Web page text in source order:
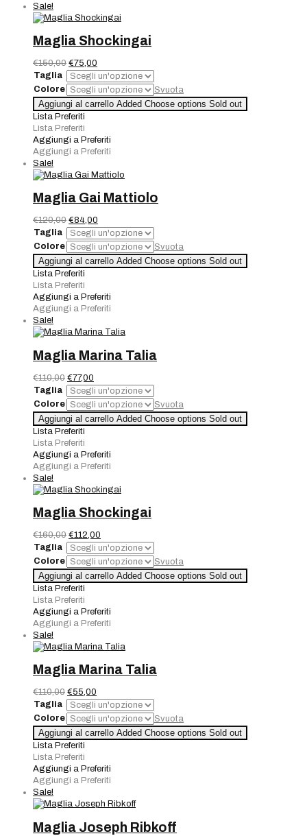
Sale!
Maglia Shockingai
€150,00 Il
prezzo
originale
era:
€150,00.
€75,00
prezzo
attuale
è:
€75,00.
Taglia
Colore
Svuota
Maglia
Shockingai
quantità
Aggiungi al carrello Added Choose options Sold out
Lista Preferiti
Lista Preferiti
Aggiungi a Preferiti
Aggiungi a Preferiti
Sale!
Maglia Gai Mattiolo
€120,00 Il
prezzo
originale
era:
€120,00.
€84,00
prezzo
attuale
è:
€84,00.
Taglia
Colore
Svuota
Maglia
Gai
Mattiolo
quantità
Aggiungi al carrello Added Choose options Sold out
Lista Preferiti
Lista Preferiti
Aggiungi a Preferiti
Aggiungi a Preferiti
Sale!
Maglia Marina Talia
€110,00 Il
prezzo
originale
era:
€110,00.
€77,00
prezzo
attuale
è:
€77,00.
Taglia
Colore
Svuota
Maglia
Marina
Talia
quantità
Aggiungi al carrello Added Choose options Sold out
Lista Preferiti
Lista Preferiti
Aggiungi a Preferiti
Aggiungi a Preferiti
Sale!
Maglia Shockingai
€160,00 Il
prezzo
originale
era:
€160,00.
€112,00
prezzo
attuale
è:
€112,00.
Taglia
Colore
Svuota
Maglia
Shockingai
quantità
Aggiungi al carrello Added Choose options Sold out
Lista Preferiti
Lista Preferiti
Aggiungi a Preferiti
Aggiungi a Preferiti
Sale!
Maglia Marina Talia
€110,00 Il
prezzo
originale
era:
€110,00.
€55,00
prezzo
attuale
è:
€55,00.
Taglia
Colore
Svuota
Maglia
Marina
Talia
quantità
Aggiungi al carrello Added Choose options Sold out
Lista Preferiti
Lista Preferiti
Aggiungi a Preferiti
Aggiungi a Preferiti
Sale!
Maglia Joseph Ribkoff